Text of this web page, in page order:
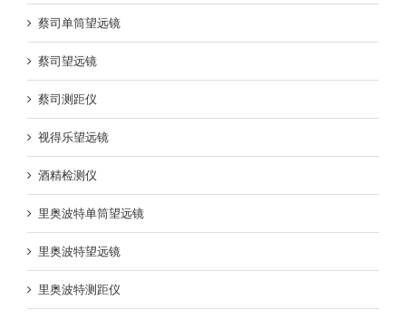
蔡司单筒望远镜
蔡司望远镜
蔡司测距仪
视得乐望远镜
酒精检测仪
里奥波特单筒望远镜
里奥波特望远镜
里奥波特测距仪